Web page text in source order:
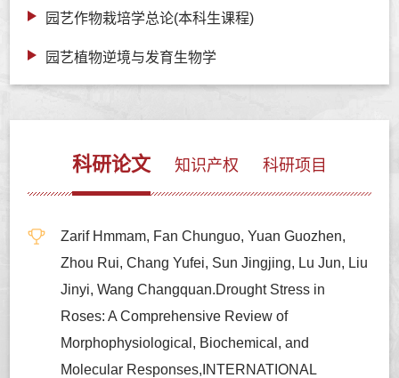
园艺作物栽培学总论(本科生课程)
园艺植物逆境与发育生物学
科研论文 知识产权 科研项目
Zarif Hmmam, Fan Chunguo, Yuan Guozhen,
Zhou Rui, Chang Yufei, Sun Jingjing, Lu Jun, Liu
Jinyi, Wang Changquan.Drought Stress in
Roses: A Comprehensive Review of
Morphophysiological, Biochemical, and
Molecular Responses,INTERNATIONAL